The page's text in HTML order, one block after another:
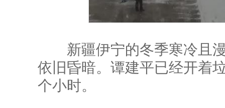
新疆伊宁的冬季寒冷且漫
依旧昏暗。谭建平已经开着
个小时。